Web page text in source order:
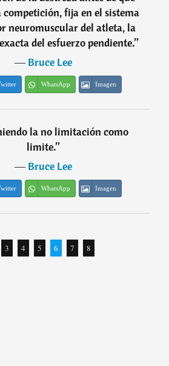
competición, fija en el sistema
neuromuscular del atleta, la
del esfuerzo pendiente.”
―Bruce Lee
WhatsApp Imagen
la no limitación como
limite.”
―Bruce Lee
WhatsApp Imagen
3 4 5 6 7 8